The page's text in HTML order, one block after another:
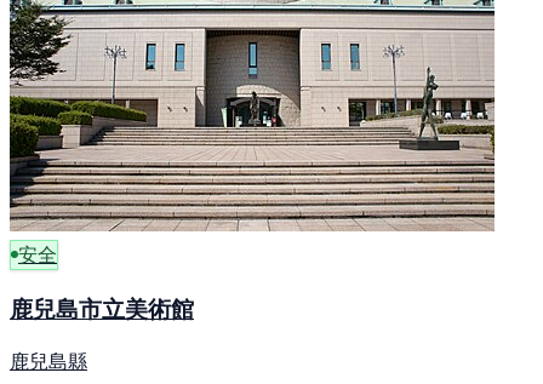
安全
鹿兒島市立美術館
鹿兒島縣